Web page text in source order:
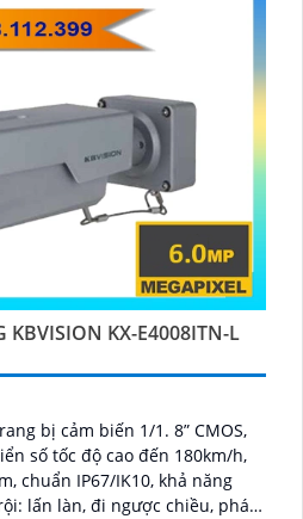
KBVISION KX-E4008ITN-L
bị cảm biến 1/1. 8” CMOS,
số tốc độ cao đến 180km/h,
chuẩn IP67/IK10, khả năng
lấn làn, đi ngược chiều, phát